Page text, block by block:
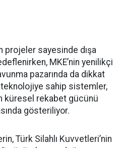
projeler sayesinde dışa
MKE’nin yenilikçi
pazarında da dikkat
sahip sistemler,
küresel rekabet gücünü
gösteriliyor.
Türk Silahlı Kuvvetleri’nin